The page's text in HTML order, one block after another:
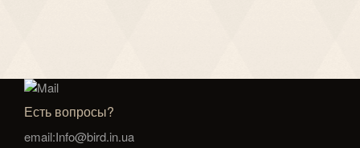
Есть вопросы?
email:Info@bird.in.ua